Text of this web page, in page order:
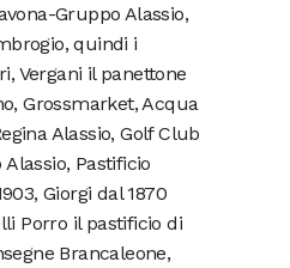
Gruppo Alassio,
quindi i
Vergani il panettone
Grossmarket, Acqua
Alassio, Golf Club
Pastificio
Giorgi dal 1870
Porro il pastificio di
Brancaleone,